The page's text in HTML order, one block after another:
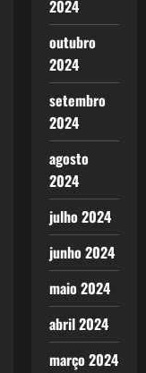
2024
outubro
2024
setembro
2024
agosto
2024
julho 2024
junho 2024
maio 2024
abril 2024
março 2024